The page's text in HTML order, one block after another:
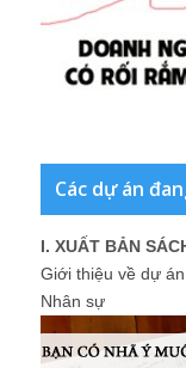
Các dự án
I. XUẤT BẢN
Giới thiệu về dự
Nhân sự